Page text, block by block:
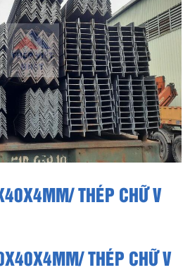
THÉP CHỮ V
THÉP CHỮ V